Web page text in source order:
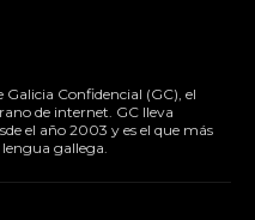
Galicia Confidencial (GC), el
de internet. GC lleva
el año 2003 y es el que más
gallega.